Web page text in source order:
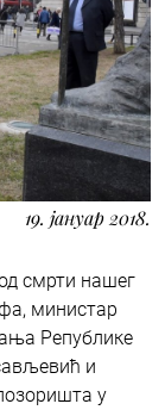
19. јануар 2018.
смрти нашег
министар
Републике
и
у